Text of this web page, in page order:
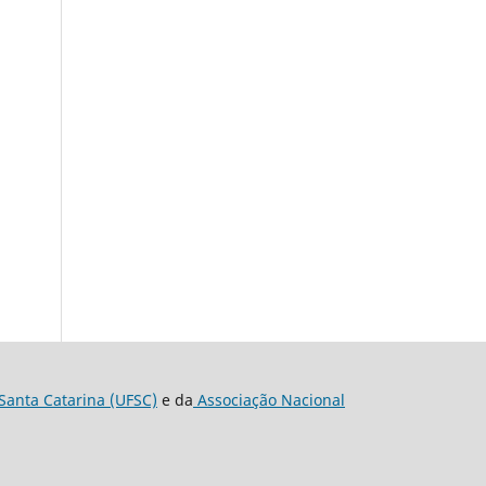
Catarina (UFSC) e da Associação Nacional